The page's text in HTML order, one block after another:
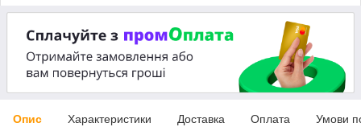
Опис Характеристики Доставка Оплата Умови